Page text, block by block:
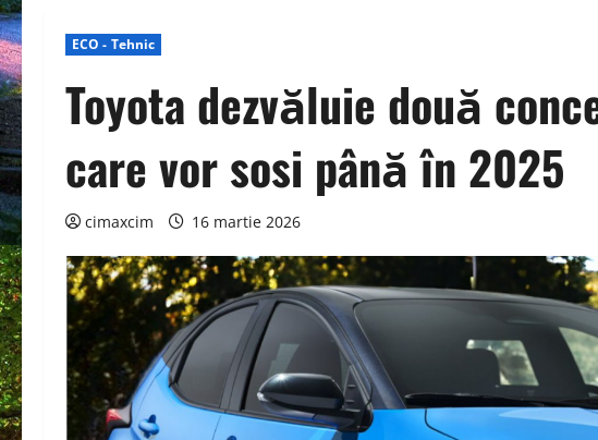
ECO - Tehnic
Toyota dezvăluie două
care vor sosi până în 2025
cimaxcim 16 martie 2026